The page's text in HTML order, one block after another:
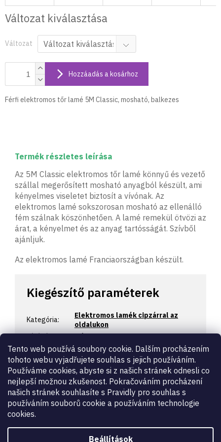
Tento web používá soubory cookie. Dalším procházením
tohoto webu vyjadřujete souhlas s jejich používáním.
Používáme cookies, abyste si z našich stránek odnesli co
nejlepší možnou zkušenost. Pokračováním procházení
našich stránek souhlasíte s Pravidly pro souhlas s
používáním souborů cookie a používáním technologie
cookies.
Beállítások
Változat kiválasztása
Változat
Hozzáadás a kosárhoz
Férfi elektromos tőr lamé 5M Classic, mosható, balkezes
Termék részletes leírása
Az 5M Classic elektromos tőr lamé könnyű és vezető
szállal megerősített mosható anyagból készült, ami
kényelmes viseletet biztosít a vívónak. Az
elektromos lamé sokszorosan mosható az ellenálló
fém szálnak köszönhetően. A lamé remekül ötvözi az
árat, a kényelmet és az anyag tartósságát. Szívből
ajánljuk.
Az elektromos lamé Franciaországban készült.
Kiegészítő paraméterek
Kategória:
Elektromos lamék cipzárral az
oldalukon
Jótállás:
2 év
FIE
versenyekre:
Igen, FIE által elfogadott
Kinek:
férfi
oldalon:
balkezes
Szint: kezdő, profi,gazdaságos,hobbi
Tanúsítvány:
FIE versenyekre
Termék
típusa: